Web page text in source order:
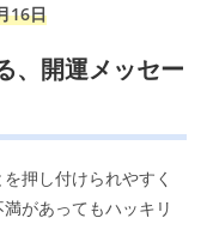
16日
、開運メッセー
押し付けられやすく
があってもハッキリ